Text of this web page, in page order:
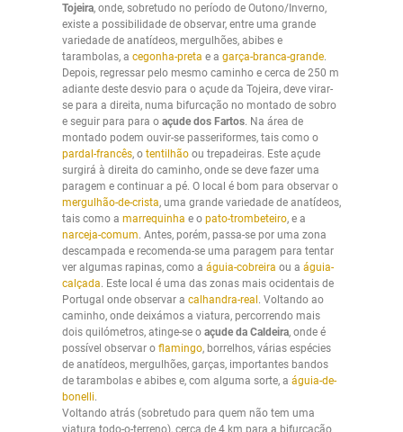
Tojeira, onde, sobretudo no período de Outono/Inverno,
existe a possibilidade de observar, entre uma grande
variedade de anatídeos, mergulhões, abibes e
tarambolas, a cegonha-preta e a garça-branca-grande.
Depois, regressar pelo mesmo caminho e cerca de 250 m
adiante deste desvio para o açude da Tojeira, deve virar-
se para a direita, numa bifurcação no montado de sobro
e seguir para para o açude dos Fartos. Na área de
montado podem ouvir-se passeriformes, tais como o
pardal-francês, o tentilhão ou trepadeiras. Este açude
surgirá à direita do caminho, onde se deve fazer uma
paragem e continuar a pé. O local é bom para observar o
mergulhão-de-crista, uma grande variedade de anatídeos,
tais como a marrequinha e o pato-trombeteiro, e a
narceja-comum. Antes, porém, passa-se por uma zona
descampada e recomenda-se uma paragem para tentar
ver algumas rapinas, como a águia-cobreira ou a águia-
calçada. Este local é uma das zonas mais ocidentais de
Portugal onde observar a calhandra-real . Voltando ao
caminho, onde deixámos a viatura, percorrendo mais
dois quilómetros, atinge-se o açude da Caldeira, onde é
possível observar o flamingo, borrelhos, várias espécies
de anatídeos, mergulhões, garças, importantes bandos
de tarambolas e abibes e, com alguma sorte, a águia-de-
bonelli.
Voltando atrás (sobretudo para quem não tem uma
viatura todo-o-terreno), cerca de 4 km para a bifurcação